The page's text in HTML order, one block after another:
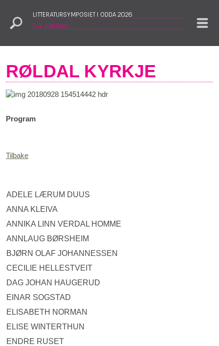
LITTERATURSYMPOSIET I ODDA 2026
1.–4. oktober
ADELE LÆRUM DUUS
ANNA KLEIVA
ANNIKA LINN VERDAL HOMME
ANNLAUG BØRSHEIM
BJØRN OLAF JOHANNESSEN
CECILIE HELLESTVEIT
DAG JOHAN HAUGERUD
EINAR SOGSTAD
ELISABETH NORMAN
ELISE WINTERTHUN
ENDRE RUSET
RØLDAL KYRKJE
Program
Tilbake